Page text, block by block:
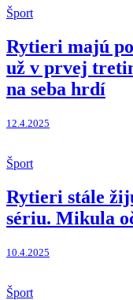
Šport
Rytieri majú
už v prvej
na seba hrdí
12.4.2025
Šport
Rytieri stále
sériu. Mikula
10.4.2025
Šport